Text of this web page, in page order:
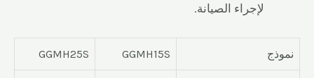
لإجراء الصيانة.
نموذج GGMH15S
GGMH25S